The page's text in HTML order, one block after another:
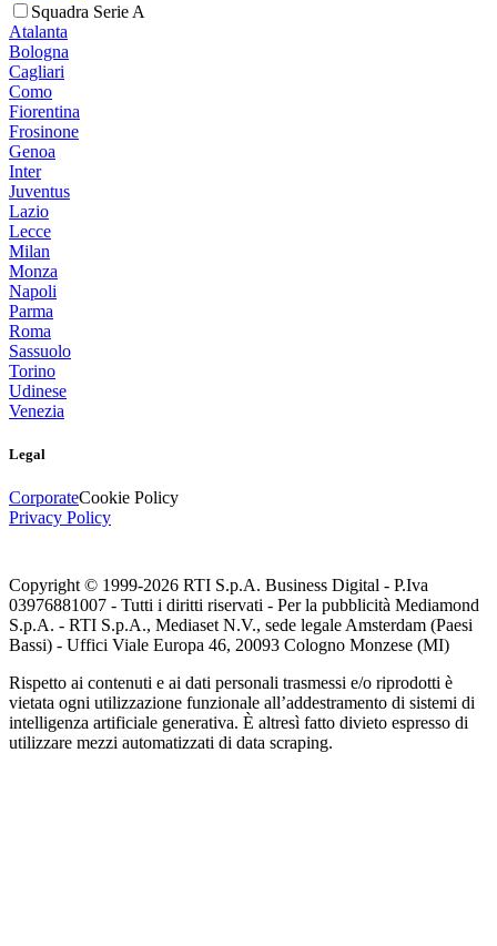
Squadra Serie A
Atalanta
Bologna
Cagliari
Como
Fiorentina
Frosinone
Genoa
Inter
Juventus
Lazio
Lecce
Milan
Monza
Napoli
Parma
Roma
Sassuolo
Torino
Udinese
Venezia
Legal
CorporateCookie Policy
Privacy Policy
Copyright © 1999-2026 RTI S.p.A. Business Digital - P.Iva
03976881007 - Tutti i diritti riservati - Per la pubblicità Mediamond
S.p.A. - RTI S.p.A., Mediaset N.V., sede legale Amsterdam (Paesi
Bassi) - Uffici Viale Europa 46, 20093 Cologno Monzese (MI)
Rispetto ai contenuti e ai dati personali trasmessi e/o riprodotti è
vietata ogni utilizzazione funzionale all’addestramento di sistemi di
intelligenza artificiale generativa. È altresì fatto divieto espresso di
utilizzare mezzi automatizzati di data scraping.